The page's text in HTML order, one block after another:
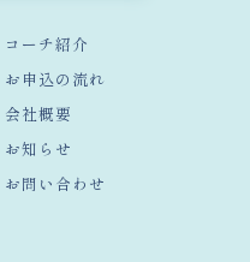
コーチ紹介
お申込の流れ
会社概要
お知らせ
お問い合わせ